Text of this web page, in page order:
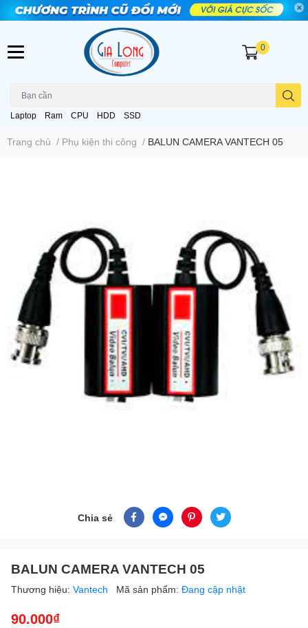
Laptop Ram CPU HDD SSD
0
Trang chủ / Phụ kiện thi công / BALUN CAMERA VANTECH 05
Chia sẻ
BALUN CAMERA VANTECH 05
Thương hiệu: Vantech Mã sản phẩm: Đang cập nhật
90.000₫